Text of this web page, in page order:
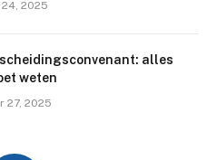
2025
alles
weten
27, 2025